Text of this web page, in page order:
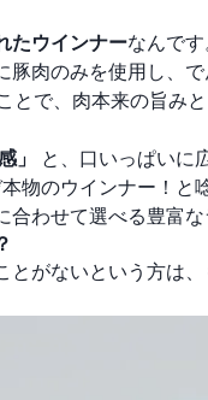
たウインナーなんで
肉のみを使用し、
とで、肉本来の旨み
」 と、口いっぱいに
物のウインナー！と
わせて選べる豊富な
がないという方は